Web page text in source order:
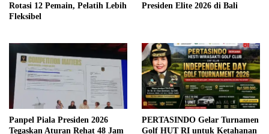
Rotasi 12 Pemain, Pelatih Lebih
Fleksibel
Presiden Elite 2026 di Bali
Panpel Piala Presiden 2026
Tegaskan Aturan Rehat 48 Jam
PERTASINDO Gelar Turnamen
Golf HUT RI untuk Ketahanan